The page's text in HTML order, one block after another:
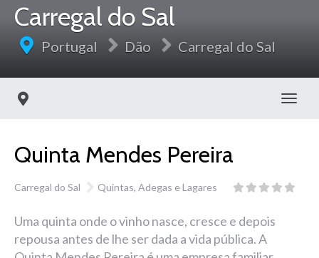
Carregal do Sal
Portugal Dão Carregal do Sal
Quinta Mendes Pereira
Carregal do Sal Quintas, Adegas e Lagares
Uma quinta onde o vinho nasce, cresce e depois
repousa antes de lhe ser dada a vida pública. A